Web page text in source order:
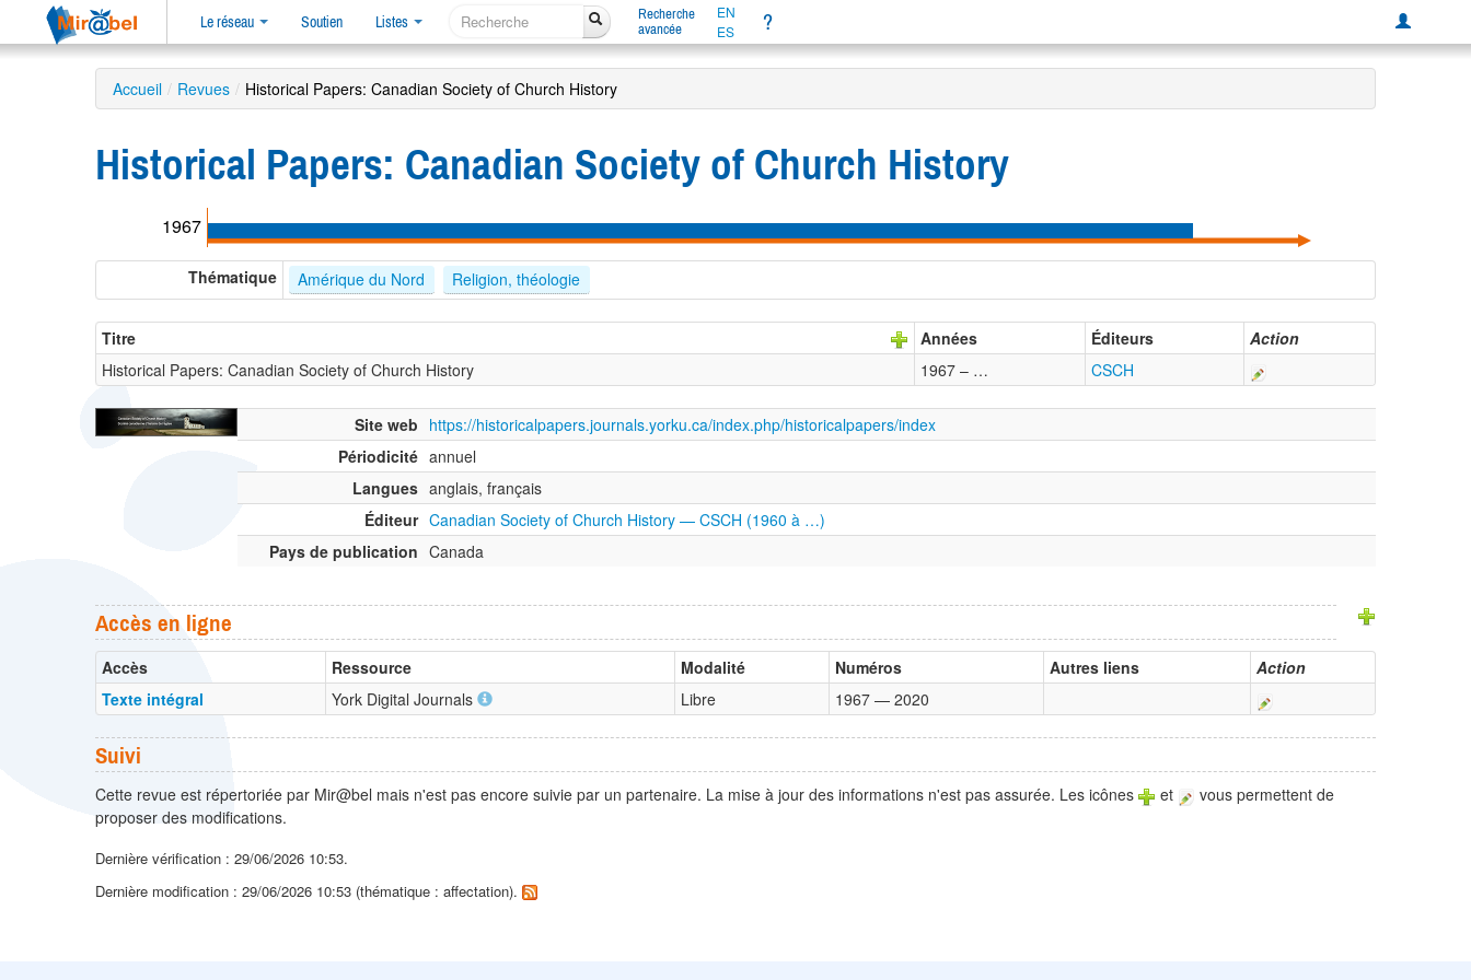
Le réseau Soutien Listes
Recherche
avancée
EN
ES
?
Accueil / Revues / Historical Papers: Canadian Society of Church History
Historical Papers: Canadian Society of Church History
1967
Thématique Amérique du Nord Religion, théologie
Titre Années Éditeurs
Action
Historical Papers: Canadian Society of Church History
1967 – … CSCH
Site web https://historicalpapers.journals.yorku.ca/index.php/historicalpapers/index
Périodicité annuel
Langues anglais, français
Éditeur Canadian Society of Church History — CSCH (1960 à …)
Pays de publication Canada
Accès en ligne
Accès Ressource Modalité Numéros Autres liens
Action
Texte intégral
York Digital Journals Libre 1967 — 2020
Suivi
Cette revue est répertoriée par Mir@bel mais n'est pas encore suivie par un partenaire. La mise à jour des informations n'est pas assurée. Les icônes et
vous permettent de
proposer des modifications.
Dernière vérification : 29/06/2026 10:53.
Dernière modification : 29/06/2026 10:53 (thématique : affectation).